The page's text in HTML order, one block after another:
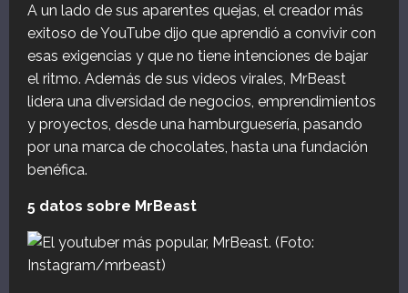
A un lado de sus aparentes quejas, el creador más
exitoso de YouTube dijo que aprendió a convivir con
esas exigencias y que no tiene intenciones de bajar
el ritmo. Además de sus videos virales, MrBeast
lidera una diversidad de negocios, emprendimientos
y proyectos, desde una hamburguesería, pasando
por una marca de chocolates, hasta una fundación
benéfica.
5 datos sobre MrBeast